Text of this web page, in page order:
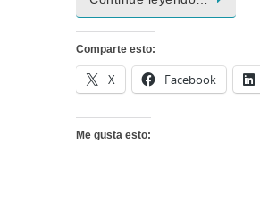
Comparte esto:
X Facebook
Me gusta esto: